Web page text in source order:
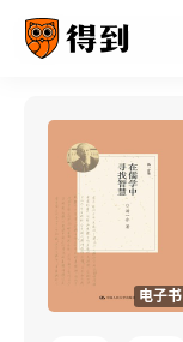
电子书